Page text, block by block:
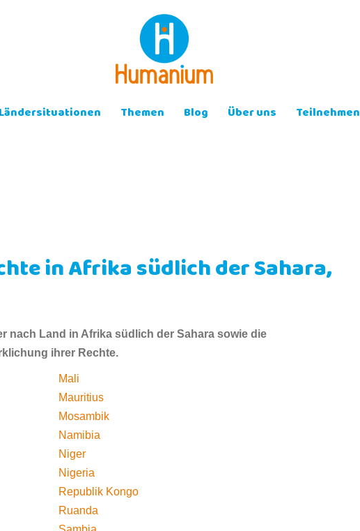
Ländersituationen Themen Blog Über uns Teilnehmen
in Afrika südlich der Sahara,
nach Land in Afrika südlich der Sahara sowie die
ihrer Rechte.
Mali
Mauritius
Mosambik
Namibia
Niger
Nigeria
Republik Kongo
Ruanda